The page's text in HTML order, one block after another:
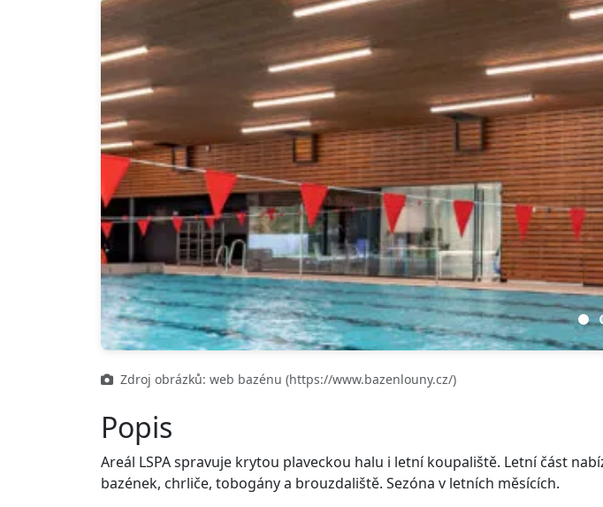
Zdroj obrázků: web bazénu (https://www.bazenlouny.cz/)
Popis
Areál LSPA spravuje krytou plaveckou halu i letní koupaliště. Letní část
bazének, chrliče, tobogány a brouzdaliště. Sezóna v letních měsících.